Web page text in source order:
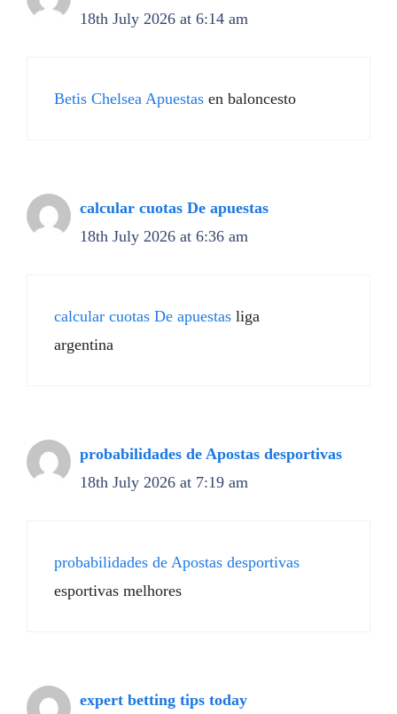
18th July 2026 at 6:14 am
Betis Chelsea Apuestas en baloncesto
calcular cuotas De apuestas
18th July 2026 at 6:36 am
calcular cuotas De apuestas liga
argentina
probabilidades de Apostas desportivas
18th July 2026 at 7:19 am
probabilidades de Apostas desportivas
esportivas melhores
expert betting tips today